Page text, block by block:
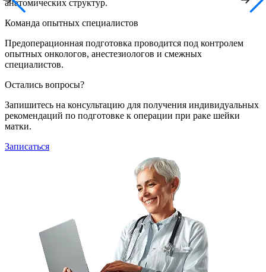
анатомических структур.
Команда опытных специалистов
Предоперационная подготовка проводится под контролем
опытных онкологов, анестезиологов и смежных
специалистов.
Остались вопросы?
Запишитесь на консультацию для получения индивидуальных
рекомендаций по подготовке к операции при раке шейки
матки.
Записаться